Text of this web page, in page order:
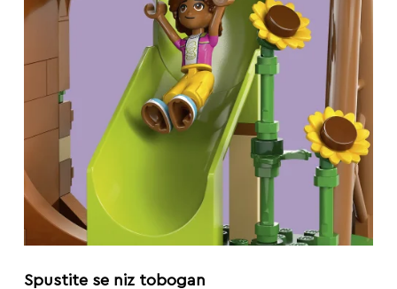
Spustite se niz tobogan